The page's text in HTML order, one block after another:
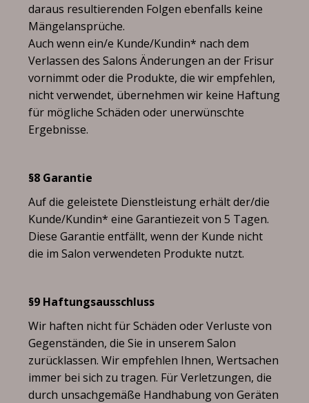
daraus resultierenden Folgen ebenfalls keine
Mängelansprüche.
Auch wenn ein/e Kunde/Kundin* nach dem
Verlassen des Salons Änderungen an der Frisur
vornimmt oder die Produkte, die wir empfehlen,
nicht verwendet, übernehmen wir keine Haftung
für mögliche Schäden oder unerwünschte
Ergebnisse.
§8 Garantie
Auf die geleistete Dienstleistung erhält der/die
Kunde/Kundin* eine Garantiezeit von 5 Tagen.
Diese Garantie entfällt, wenn der Kunde nicht
die im Salon verwendeten Produkte nutzt.
§9 Haftungsausschluss
Wir haften nicht für Schäden oder Verluste von
Gegenständen, die Sie in unserem Salon
zurücklassen. Wir empfehlen Ihnen, Wertsachen
immer bei sich zu tragen. Für Verletzungen, die
durch unsachgemäße Handhabung von Geräten